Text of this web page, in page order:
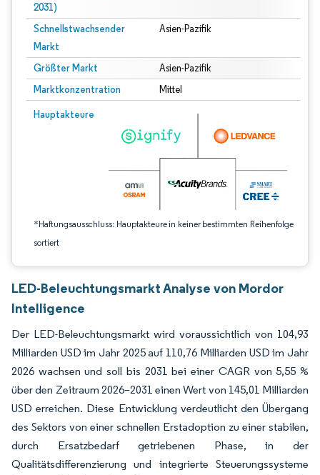
2031)
Schnellstwachsender
Markt
Asien-Pazifik
Größter Markt Asien-Pazifik
Marktkonzentration Mittel
Hauptakteure
*Haftungsausschluss: Hauptakteure in keiner bestimmten Reihenfolge
sortiert
Bild © Mordor Intelligence. Wiederverwendung erfordert Namensnennung
LED-Beleuchtungsmarkt Analyse von Mordor
Intelligence
Der LED-Beleuchtungsmarkt wird voraussichtlich von 104,93
Milliarden USD im Jahr 2025 auf 110,76 Milliarden USD im Jahr
2026 wachsen und soll bis 2031 bei einer CAGR von 5,55 %
über den Zeitraum 2026–2031 einen Wert von 145,01 Milliarden
USD erreichen. Diese Entwicklung verdeutlicht den Übergang
des Sektors von einer schnellen Erstadoption zu einer stabilen,
durch Ersatzbedarf getriebenen Phase, in der
Qualitätsdifferenzierung und integrierte Steuerungssysteme